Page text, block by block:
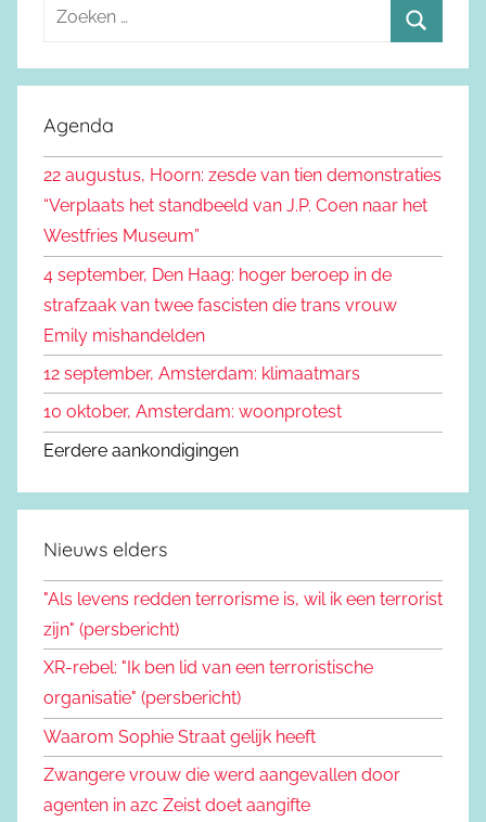
e
e
n
r
:
o
e
n
Agenda
22 augustus, Hoorn: zesde van tien demonstraties
“Verplaats het standbeeld van J.P. Coen naar het
Westfries Museum”
4 september, Den Haag: hoger beroep in de
strafzaak van twee fascisten die trans vrouw
Emily mishandelden
12 september, Amsterdam: klimaatmars
10 oktober, Amsterdam: woonprotest
Eerdere aankondigingen
Nieuws elders
"Als levens redden terrorisme is, wil ik een terrorist
zijn" (persbericht)
XR-rebel: "Ik ben lid van een terroristische
organisatie" (persbericht)
Waarom Sophie Straat gelijk heeft
Zwangere vrouw die werd aangevallen door
agenten in azc Zeist doet aangifte